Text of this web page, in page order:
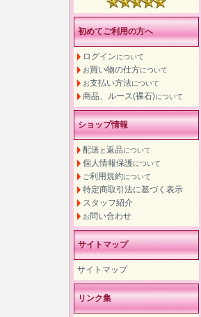
初めてご利用の方へ
ログインについて
お買い物の仕方について
お支払い方法について
商品、ルース(裸石)について
ショップ情報
配送 と返品について
個人情報保護について
ご利用規約について
特定商取引法に基づく表示
スタッフ紹介
お問い合わせ
サイトマップ
サイトマップ
リンク集